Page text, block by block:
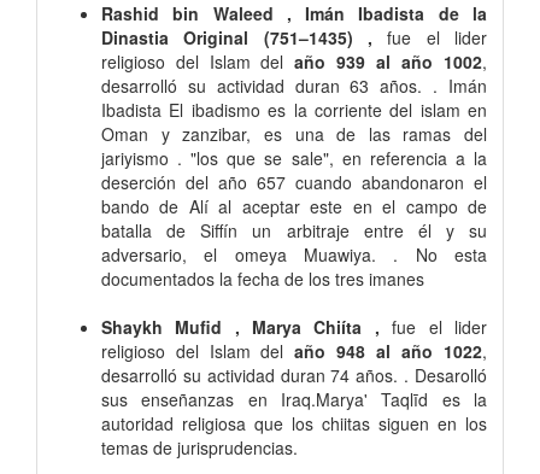
Rashid bin Waleed , Imán Ibadista de la
Dinastia Original (751–1435) , fue el lider
religioso del Islam del año 939 al año 1002,
desarrolló su actividad duran 63 años. . Imán
Ibadista El ibadismo es la corriente del islam en
Oman y zanzibar, es una de las ramas del
jariyismo . "los que se sale", en referencia a la
deserción del año 657 cuando abandonaron el
bando de Alí al aceptar este en el campo de
batalla de Siffín un arbitraje entre él y su
adversario, el omeya Muawiya. . No esta
documentados la fecha de los tres imanes
Shaykh Mufid , Marya Chiíta , fue el lider
religioso del Islam del año 948 al año 1022,
desarrolló su actividad duran 74 años. . Desarolló
sus enseñanzas en Iraq.Marya' Taqlīd es la
autoridad religiosa que los chiitas siguen en los
temas de jurisprudencias.